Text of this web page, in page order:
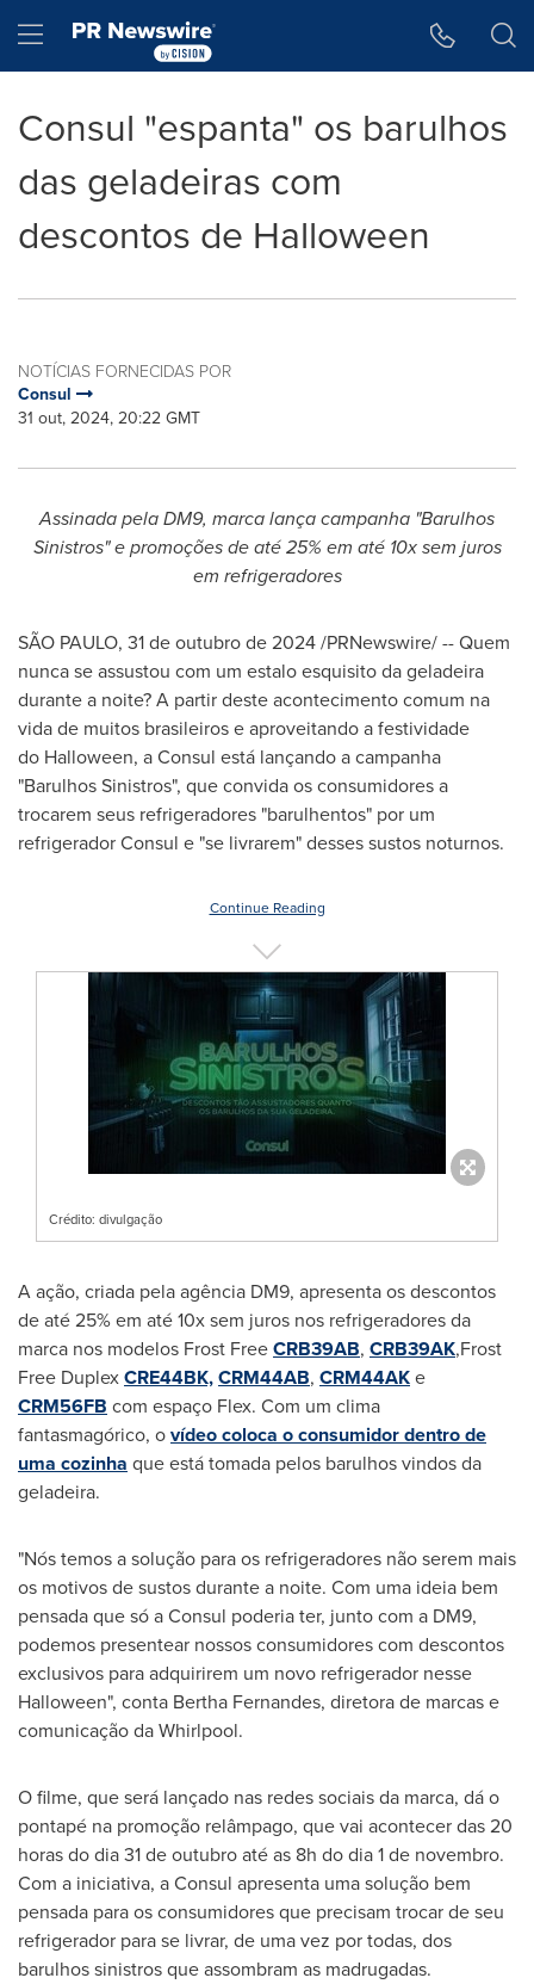
Hamburger menu
Consul "espanta" os barulhos
das geladeiras com
descontos de Halloween
NOTÍCIAS FORNECIDAS POR
Consul
31 out, 2024, 20:22 GMT
Assinada pela DM9, marca lança campanha "Barulhos
Sinistros" e promoções de até 25% em até 10x sem juros
em refrigeradores
SÃO PAULO, 31 de outubro de 2024/PRNewswire/ -- Quem
nunca se assustou com um estalo esquisito da geladeira
durante a noite? A partir deste acontecimento comum na
vida de muitos brasileiros e aproveitando a festividade
do Halloween, a Consul está lançando a campanha
"Barulhos Sinistros", que convida os consumidores a
trocarem seus refrigeradores "barulhentos" por um
refrigerador Consul e "se livrarem" desses sustos noturnos.
Continue Reading
Crédito: divulgação
A ação, criada pela agência DM9, apresenta os descontos
de até 25% em até 10x sem juros nos refrigeradores da
marca nos modelos Frost FreeCRB39AB, CRB39AK,Frost
Free DuplexCRE44BK,CRM44AB, CRM44AKe
CRM56FB com espaço Flex. Com um clima
fantasmagórico, ovídeo coloca o consumidor dentro de
uma cozinha que está tomada pelos barulhos vindos da
geladeira.
"Nós temos a solução para os refrigeradores não serem mais
os motivos de sustos durante a noite. Com uma ideia bem
pensada que só a Consul poderia ter, junto com a DM9,
podemos presentear nossos consumidores com descontos
exclusivos para adquirirem um novo refrigerador nesse
Halloween", conta Bertha Fernandes, diretora de marcas e
comunicação da Whirlpool.
O filme, que será lançado nas redes sociais da marca, dá o
pontapé na promoção relâmpago, que vai acontecer das 20
horas do dia 31 de outubro até as 8h do dia 1 de novembro.
Com a iniciativa, a Consul apresenta uma solução bem
pensada para os consumidores que precisam trocar de seu
refrigerador para se livrar, de uma vez por todas, dos
barulhos sinistros que assombram as madrugadas.